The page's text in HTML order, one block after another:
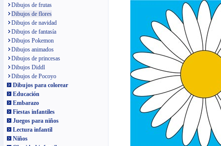
Dibujos de frutas
Dibujos de flores
Dibujos de navidad
Dibujos de fantasía
Dibujos Pokemon
Dibujos animados
Dibujos de princesas
Dibujos Diddl
Dibujos de Pocoyo
Dibujos para colorear
Educación
Embarazo
Fiestas infantiles
Juegos para niños
Lectura infantil
Niños